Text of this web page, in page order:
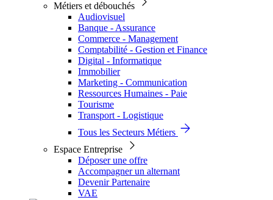
Métiers et débouchés
Audiovisuel
Banque - Assurance
Commerce - Management
Comptabilité - Gestion et Finance
Digital - Informatique
Immobilier
Marketing - Communication
Ressources Humaines - Paie
Tourisme
Transport - Logistique
Tous les Secteurs Métiers
Espace Entreprise
Déposer une offre
Accompagner un alternant
Devenir Partenaire
VAE